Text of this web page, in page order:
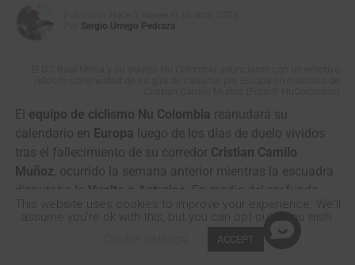
TWEET
Sergio Urrego Pedraza
El equipo de ciclismo Nu Colombia reanudará su
calendario en Europa luego de los días de duelo vividos
tras el fallecimiento de su corredor Cristian Camilo
Muñoz, ocurrido la semana anterior mientras la escuadra
Vuelta a Asturias
. En medio del profundo
dolor por su pérdida, el conjunto morado ha decidido
seguir adelante con su gira internacional como homenaje
This website uses cookies to improve your experience. We'll
assume you're ok with this, but you can opt-out if you wish.
ACCEPT